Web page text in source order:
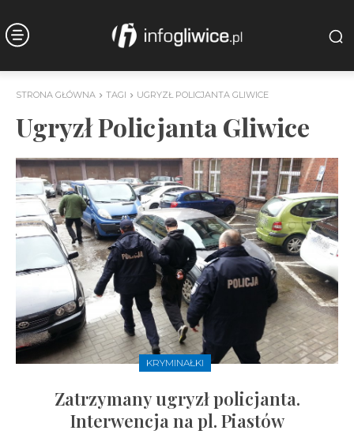
STRONA GŁÓWNA TAGI UGRYZŁ POLICJANTA GLIWICE
Ugryzł Policjanta Gliwice
KRYMINAŁKI
Zatrzymany ugryzł policjanta.
Interwencja na pl. Piastów